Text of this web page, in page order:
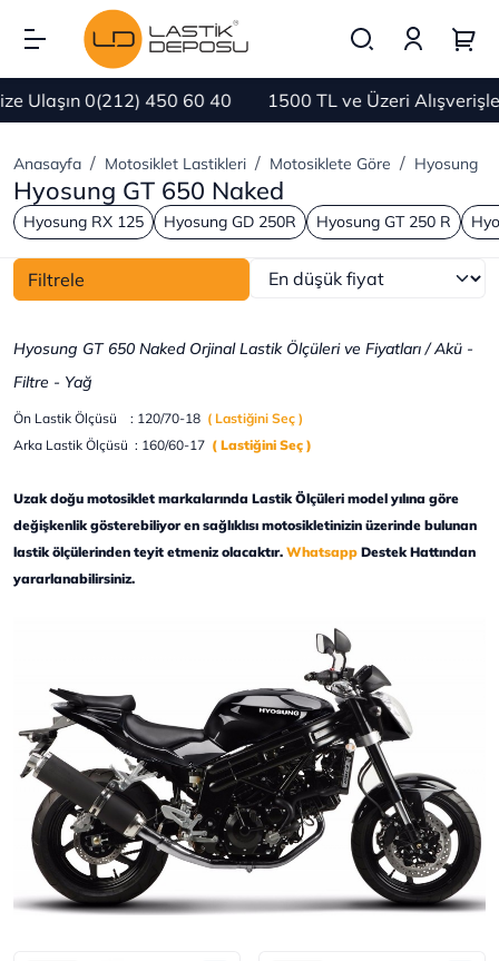
Ulaşın 0(212) 450 60 40 1500 TL ve Üzeri
Anasayfa Motosiklet Lastikleri Motosiklete Göre Hyosung
Hyosung GT 650 Naked
Hyosung RX 125 Hyosung GD 250R Hyosung GT 250 R
Filtrele
Hyosung GT 650 Naked Orjinal Lastik Ölçüleri ve Fiyatları / Akü -
Filtre - Yağ
Ön Lastik Ölçüsü : 120/70-18 ( Lastiğini Seç )
Arka Lastik Ölçüsü : 160/60-17 ( Lastiğini Seç )
Uzak doğu motosiklet markalarında Lastik Ölçüleri model yılına göre
değişkenlik gösterebiliyor en sağlıklısı motosikletinizin üzerinde bulunan
lastik ölçülerinden teyit etmeniz olacaktır. Whatsapp Destek Hattından
yararlanabilirsiniz.